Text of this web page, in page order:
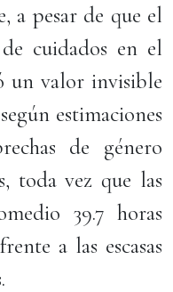
a pesar de que el
cuidados en el
un valor invisible
estimaciones
de género
toda vez que las
39.7 horas
a las escasas